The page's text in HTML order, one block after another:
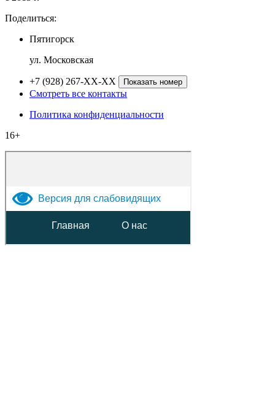
Поделиться:
Пятигорск
ул. Московская
+7 (928) 267-XX-XX Показать номер
Смотреть все контакты
Политика конфиденциальности
16+